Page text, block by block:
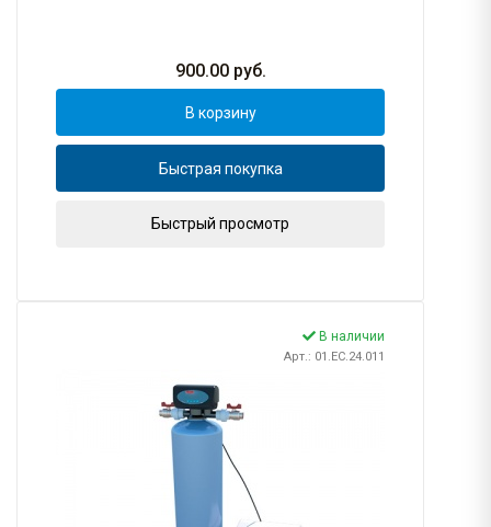
900.00руб.
В корзину
Быстрая покупка
Быстрый просмотр
В наличии
Арт.: 01.EC.24.011